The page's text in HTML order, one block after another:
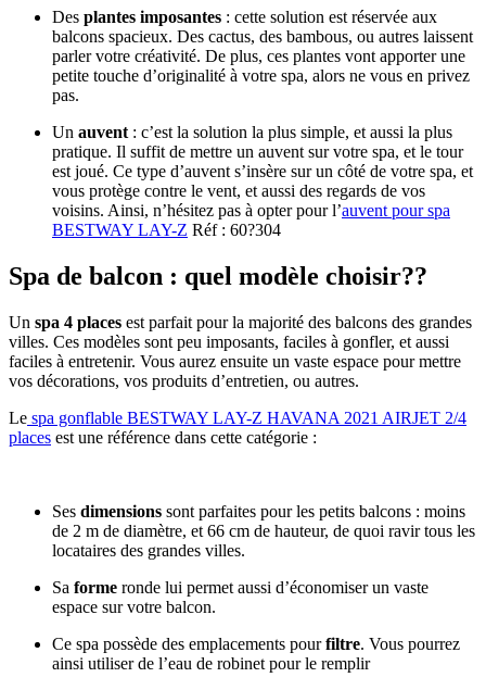
Des plantes imposantes : cette solution est réservée aux
balcons spacieux. Des cactus, des bambous, ou autres laissent
parler votre créativité. De plus, ces plantes vont apporter une
petite touche d’originalité à votre spa, alors ne vous en privez
pas.
Un auvent : c’est la solution la plus simple, et aussi la plus
pratique. Il suffit de mettre un auvent sur votre spa, et le tour
est joué. Ce type d’auvent s’insère sur un côté de votre spa, et
vous protège contre le vent, et aussi des regards de vos
voisins. Ainsi, n’hésitez pas à opter pour l’auvent pour spa
BESTWAY LAY-Z Réf : 60?304
Spa de balcon : quel modèle choisir??
Un spa 4 places est parfait pour la majorité des balcons des grandes
villes. Ces modèles sont peu imposants, faciles à gonfler, et aussi
faciles à entretenir. Vous aurez ensuite un vaste espace pour mettre
vos décorations, vos produits d’entretien, ou autres.
Le spa gonflable BESTWAY LAY-Z HAVANA 2021 AIRJET 2/4
places est une référence dans cette catégorie :
Ses dimensions sont parfaites pour les petits balcons : moins
de 2 m de diamètre, et 66 cm de hauteur, de quoi ravir tous les
locataires des grandes villes.
Sa forme ronde lui permet aussi d’économiser un vaste
espace sur votre balcon.
Ce spa possède des emplacements pourfiltre. Vous pourrez
ainsi utiliser de l’eau de robinet pour le remplir